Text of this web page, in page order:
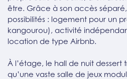
être. Grâce à son accès
possibilités : logement pour un
kangourou), activité
location de type Airbnb.
À l’étage, le hall de nuit dessert
qu’une vaste salle de jeux